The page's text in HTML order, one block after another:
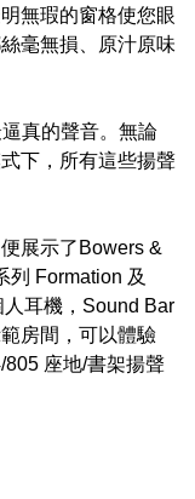
無瑕的窗格使您眼
毫無損、原汁原味
真的聲音。無論
下，所有這些揚聲
展示了Bowers &
列 Formation 及
耳機，Sound Bar
房間，可以體驗
座地/書架揚聲